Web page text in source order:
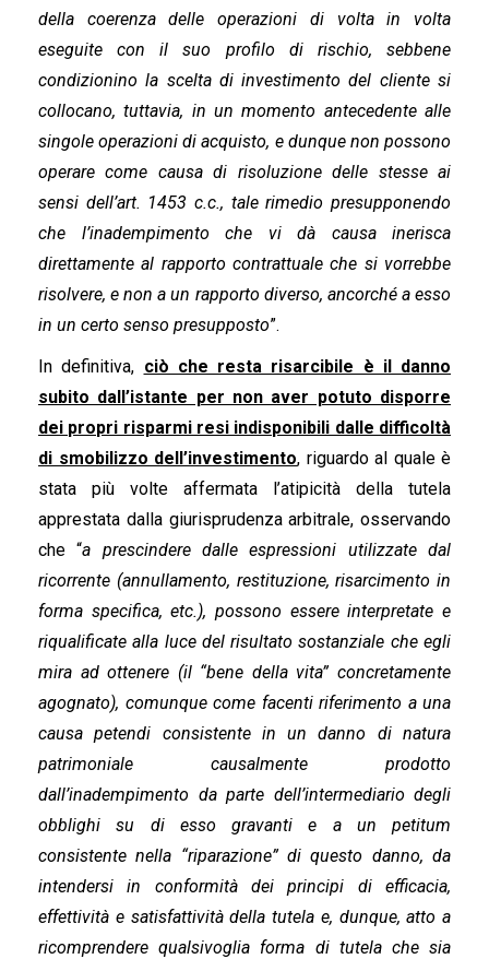
della coerenza delle operazioni di volta in volta
eseguite con il suo profilo di rischio, sebbene
condizionino la scelta di investimento del cliente si
collocano, tuttavia, in un momento antecedente alle
singole operazioni di acquisto, e dunque non possono
operare come causa di risoluzione delle stesse ai
sensi dell’art. 1453 c.c., tale rimedio presupponendo
che l’inadempimento che vi dà causa inerisca
direttamente al rapporto contrattuale che si vorrebbe
risolvere, e non a un rapporto diverso, ancorché a esso
in un certo senso presupposto”.
In definitiva, ciò che resta risarcibile è il danno
subito dall’istante per non aver potuto disporre
dei propri risparmi resi indisponibili dalle difficoltà
di smobilizzo dell’investimento, riguardo al quale è
stata più volte affermata l’atipicità della tutela
apprestata dalla giurisprudenza arbitrale, osservando
che “a prescindere dalle espressioni utilizzate dal
ricorrente (annullamento, restituzione, risarcimento in
forma specifica, etc.), possono essere interpretate e
riqualificate alla luce del risultato sostanziale che egli
mira ad ottenere (il “bene della vita” concretamente
agognato), comunque come facenti riferimento a una
causa petendi consistente in un danno di natura
patrimoniale causalmente prodotto
dall’inadempimento da parte dell’intermediario degli
obblighi su di esso gravanti e a un petitum
consistente nella “riparazione” di questo danno, da
intendersi in conformità dei principi di efficacia,
effettività e satisfattività della tutela e, dunque, atto a
ricomprendere qualsivoglia forma di tutela che sia